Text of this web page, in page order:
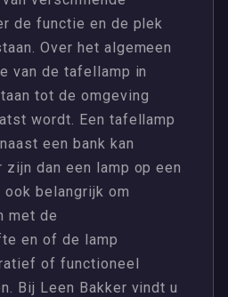
de functie en de plek
Over het algemeen
van de tafellamp in
tot de omgeving
wordt. Een tafellamp
een bank kan
dan een lamp op een
belangrijk om
met de
en of de lamp
of functioneel
Bij Leen Bakker vindt u